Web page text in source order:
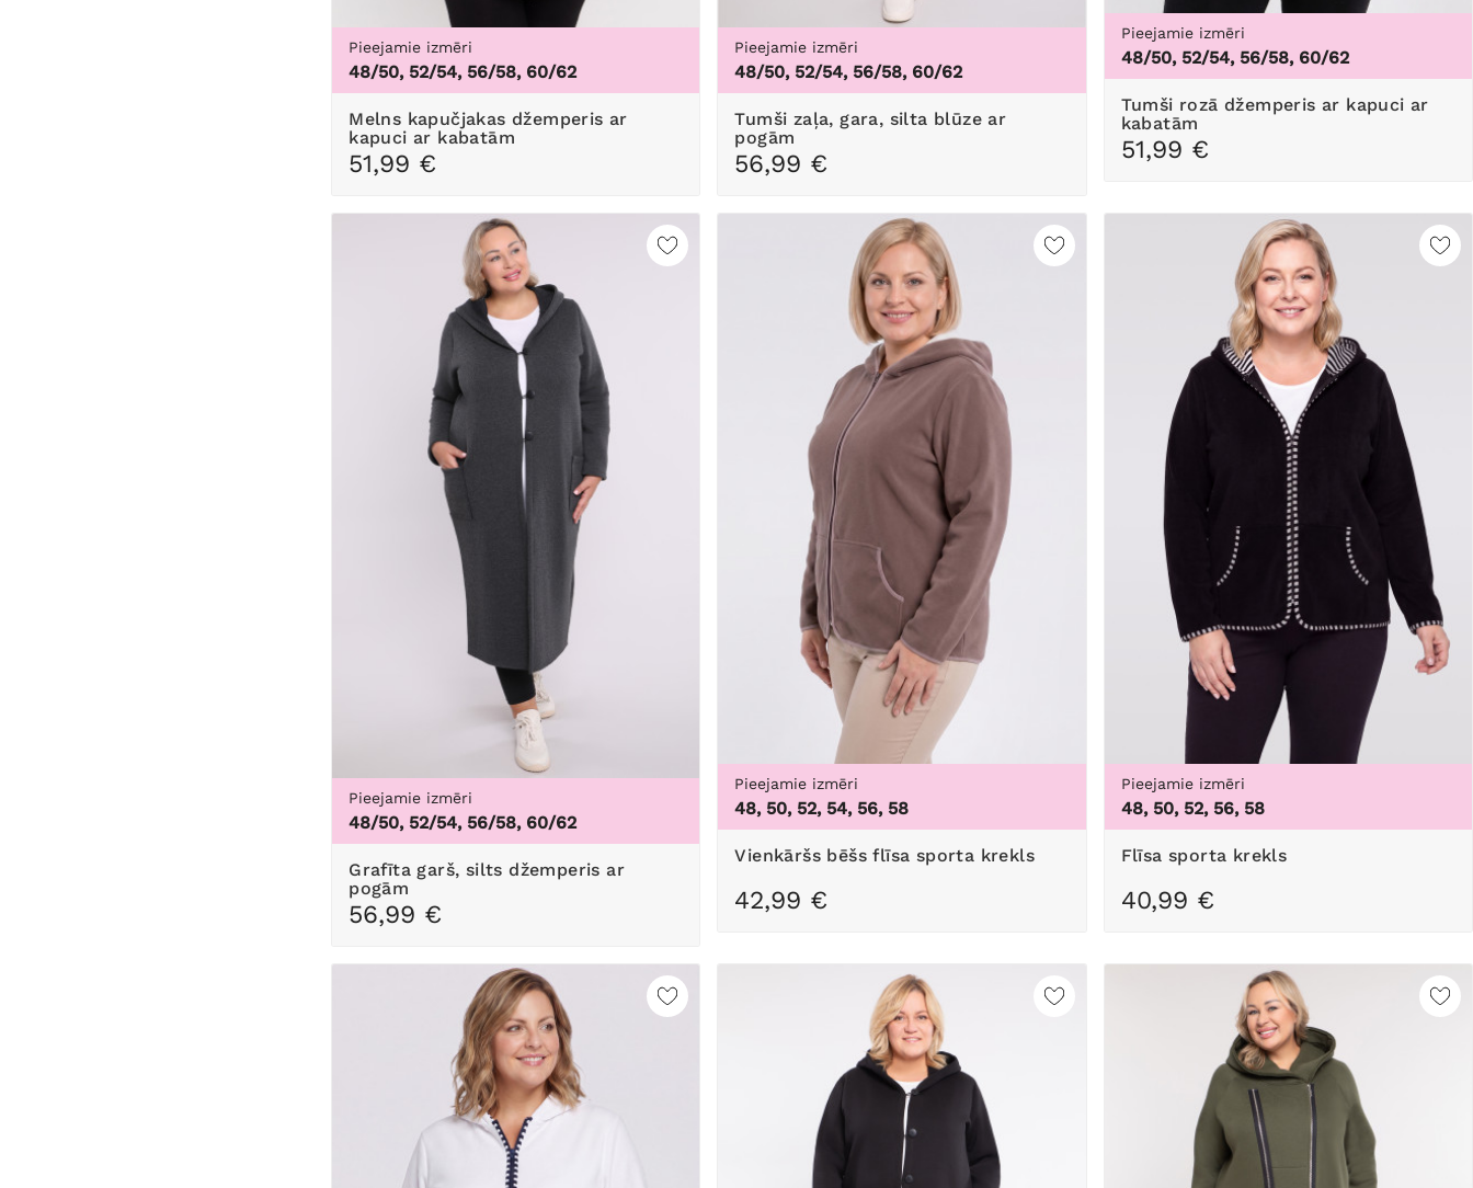
Pieejamie izmēri
48/50, 52/54, 56/58, 60/62
Melns kapučjakas džemperis ar
kapuci ar kabatām
51,99 €
Pieejamie izmēri
48/50, 52/54, 56/58, 60/62
Tumši zaļa, gara, silta blūze ar
pogām
56,99 €
Pieejamie izmēri
48/50, 52/54, 56/58, 60/62
Tumši rozā džemperis ar kapuci ar
kabatām
51,99 €
Pieejamie izmēri
48/50, 52/54, 56/58, 60/62
Grafīta garš, silts džemperis ar
pogām
56,99 €
Pieejamie izmēri
48, 50, 52, 54, 56, 58
Vienkāršs bēšs flīsa sporta krekls
42,99 €
Pieejamie izmēri
48, 50, 52, 56, 58
flīsa sporta krekls
40,99 €